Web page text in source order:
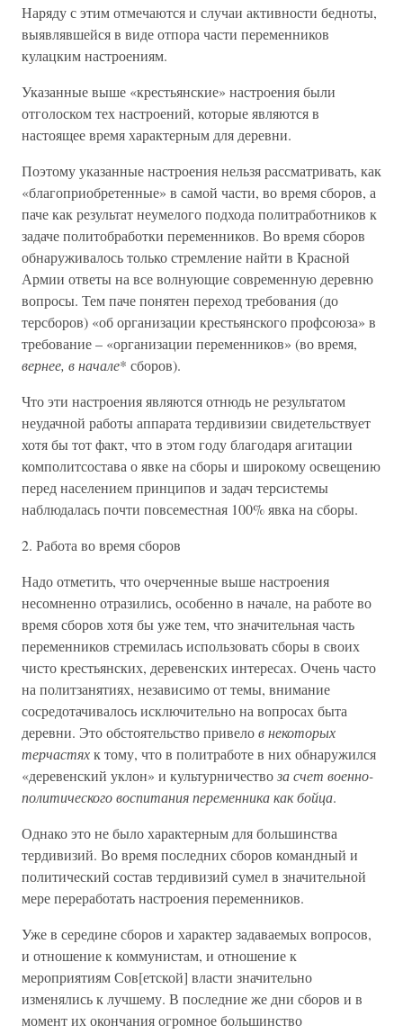
Наряду с этим отмечаются и случаи активности бедноты,
выявлявшейся в виде отпора части переменников
кулацким настроениям.
Указанные выше «крестьянские» настроения были
отголоском тех настроений, которые являются в
настоящее время характерным для деревни.
Поэтому указанные настроения нельзя рассматривать, как
«благоприобретенные» в самой части, во время сборов, а
паче как результат неумелого подхода политработников к
задаче политобработки переменников. Во время сборов
обнаруживалось только стремление найти в Красной
Армии ответы на все волнующие современную деревню
вопросы. Тем паче понятен переход требования (до
терсборов) «об организации крестьянского профсоюза» в
требование – «организации переменников» (во время,
вернее, в начале* сборов).
Что эти настроения являются отнюдь не результатом
неудачной работы аппарата тердивизии свидетельствует
хотя бы тот факт, что в этом году благодаря агитации
комполитсостава о явке на сборы и широкому освещению
перед населением принципов и задач терсистемы
наблюдалась почти повсеместная 100% явка на сборы.
2. Работа во время сборов
Надо отметить, что очерченные выше настроения
несомненно отразились, особенно в начале, на работе во
время сборов хотя бы уже тем, что значительная часть
переменников стремилась использовать сборы в своих
чисто крестьянских, деревенских интересах. Очень часто
на политзанятиях, независимо от темы, внимание
сосредотачивалось исключительно на вопросах быта
деревни. Это обстоятельство привелов некоторых
терчастяхк тому, что в политработе в них обнаружился
«деревенский уклон» и культурничествоза счет военно-
политического воспитания переменника как бойца.
Однако это не было характерным для большинства
тердивизий. Во время последних сборов командный и
политический состав тердивизий сумел в значительной
мере переработать настроения переменников.
Уже в середине сборов и характер задаваемых вопросов,
и отношение к коммунистам, и отношение к
мероприятиям Сов[етской] власти значительно
изменялись к лучшему. В последние же дни сборов и в
момент их окончания огромное большинство